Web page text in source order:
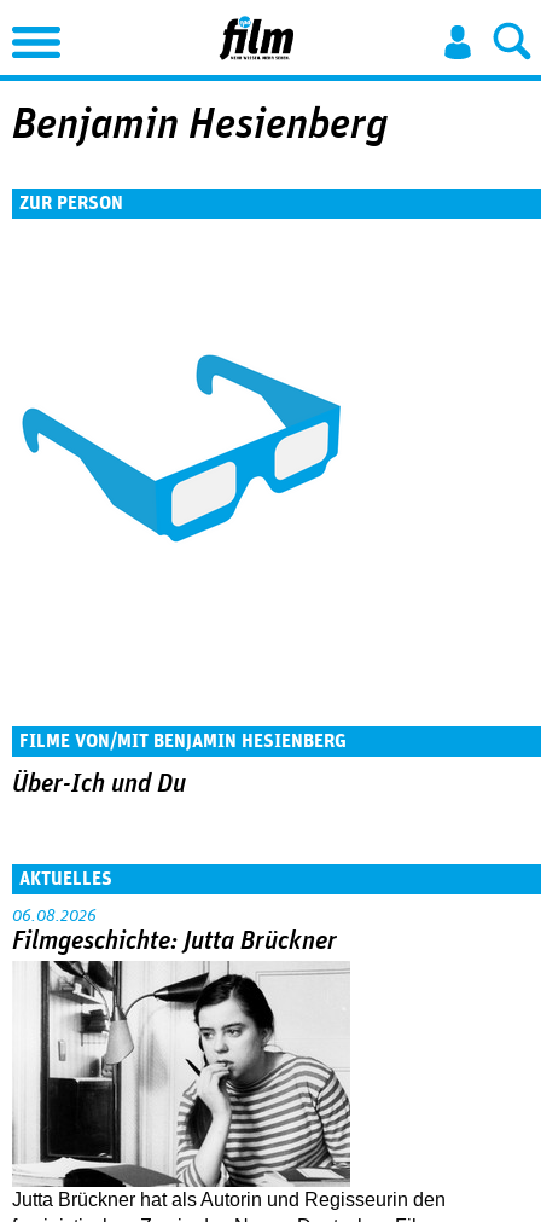
Jump to Navigation
Benjamin Hesienberg
ZUR PERSON
FILME VON/MIT BENJAMIN HESIENBERG
Über-Ich und Du
AKTUELLES
06.08.2026
Filmgeschichte: Jutta Brückner
Jutta Brückner hat als Autorin und Regisseurin den